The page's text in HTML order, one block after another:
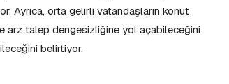
Ayrıca, orta gelirli vatandaşların konut
arz talep dengesizliğine yol açabileceğini
belirtiyor.